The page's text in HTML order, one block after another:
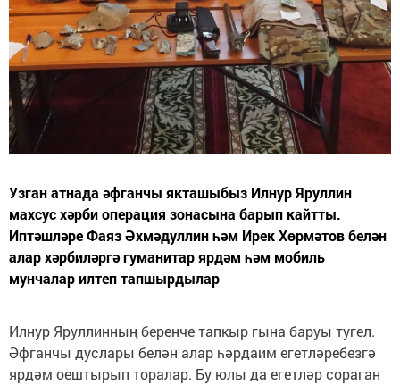
Узган атнада әфганчы якташыбыз Илнур Яруллин
махсус хәрби операция зонасына барып кайтты.
Иптәшләре Фаяз Әхмәдуллин һәм Ирек Хөрмәтов белән
алар хәрбиләргә гуманитар ярдәм һәм мобиль
мунчалар илтеп тапшырдылар
Илнур Яруллинның беренче тапкыр гына баруы тугел.
Әфганчы дуслары белән алар һәрдаим егетләребезгә
ярдәм оештырып торалар. Бу юлы да егетләр сораган